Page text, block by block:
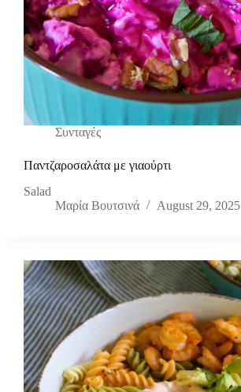
Συνταγές
Παντζαροσαλάτα με γιαούρτι
Salad
Μαρία Βουτσινά
August 29, 2025